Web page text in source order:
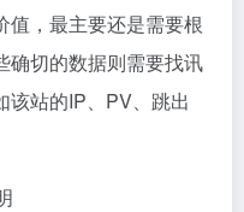
值，最主要还是需要根
确切的数据则需要找讯
该站的IP、PV、跳出